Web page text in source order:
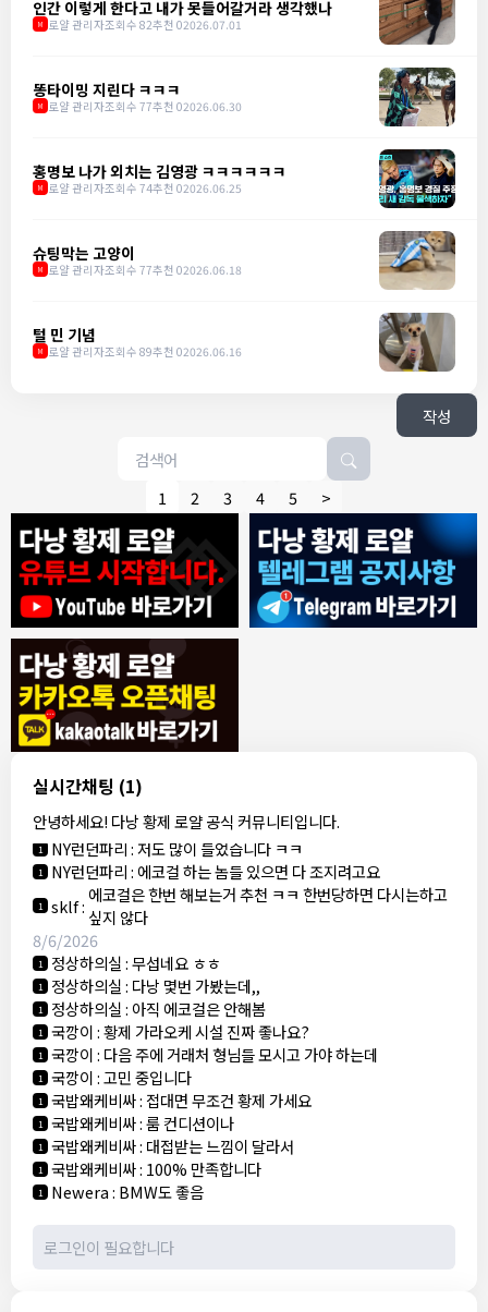
실시간채팅 (1)
안녕하세요! 다낭 황제 로얄 공식 커뮤니티입니다.
8/4/2026
1 모기한테물림:여기도 문의해보면 바로 알려줌
1 모기한테물림:정찰가보다 쌀수 없음
1 결혼안해:ㄹㅇ 팩트 ㅋㅋㅋㅋ
결혼안해:ㄹㅇ 팩트 ㅋㅋㅋㅋ
8/5/2026
NY런던파리 :다낭 에코걸 여기서 예약 가능한가요?
1 3군:에코걸 좀 조심 하는게 좋음
1 NY런던파리:저도 많이 들었습니다 ㅋㅋ
1 NY런던파리: 에코걸 하는 놈들 있으면 다 조지려고요
1 sklf: 에코걸은 한번 해보는거 추천 ㅋㅋ 한번당하면 다시는하고
싶지 않다
8/6/2026
1 정상하의실:무섭네요 ㅎㅎ
1 정상하의실: 다낭 몇번 가봤는데,,
1 정상하의실: 아직 에코걸은 안해봄
1 국깡이:황제 가라오케 시설 진짜 좋나요?
1 국깡이: 다음 주에 거래처 형님들 모시고 가야 하는데
1 국깡이:고민 중입니다
1 국밥왜케비싸: 접대면 무조건 황제 가세요
1 국밥왜케비싸:룸 컨디션이나
1 국밥왜케비싸: 대접받는 느낌이 달라서
1 국밥왜케비싸: 100% 만족합니다
1 Newera: BMW도 좋음
인간 이렇게 한다고 내가 못들어갈거라 생각했나
M 로얄 관리자조회수 82추천 02026.07.01
똥타이밍 지린다 ㅋㅋㅋ
M 로얄 관리자조회수 77추천 02026.06.30
홍명보 나가 외치는 김영광 ㅋㅋㅋㅋㅋㅋ
M 로얄 관리자조회수 74추천 02026.06.25
슈팅막는 고양이
M 로얄 관리자조회수 77추천 02026.06.18
털 민 기념
M 로얄 관리자조회수 89추천 02026.06.16
작성
1 2 3 4 5 >